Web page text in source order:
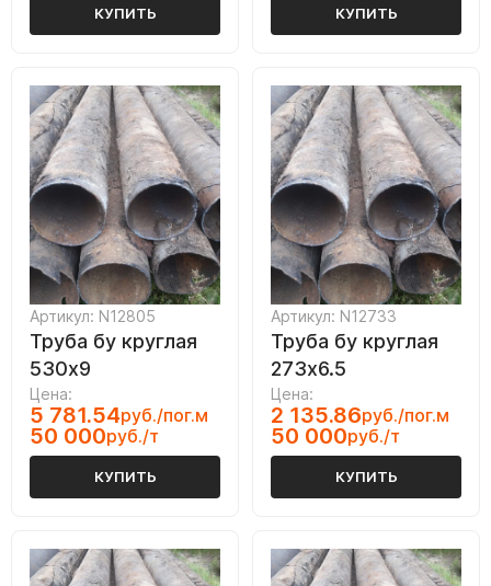
КУПИТЬ КУПИТЬ
Артикул: N12805
Труба бу круглая
530х9
Цена:
5 781.54руб./пог.м
50 000руб./т
КУПИТЬ
Артикул: N12733
Труба бу круглая
273х6.5
Цена:
2 135.86руб./пог.м
50 000руб./т
КУПИТЬ